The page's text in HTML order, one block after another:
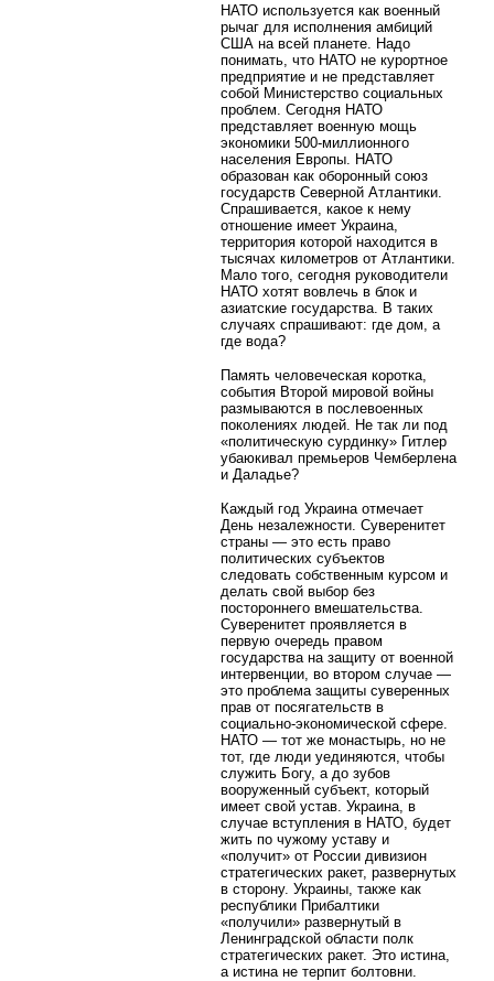
НАТО используется как военный
рычаг для исполнения амбиций
США на всей планете. Надо
понимать, что НАТО не курортное
предприятие и не представляет
собой Министерство социальных
проблем. Сегодня НАТО
представляет военную мощь
экономики 500-миллионного
населения Европы. НАТО
образован как оборонный союз
государств Северной Атлантики.
Спрашивается, какое к нему
отношение имеет Украина,
территория которой находится в
тысячах километров от Атлантики.
Мало того, сегодня руководители
НАТО хотят вовлечь в блок и
азиатские государства. В таких
случаях спрашивают: где дом, а
где вода?
Память человеческая коротка,
события Второй мировой войны
размываются в послевоенных
поколениях людей. Не так ли под
«политическую сурдинку» Гитлер
убаюкивал премьеров Чемберлена
и Даладье?
Каждый год Украина отмечает
День незалежности. Суверенитет
страны — это есть право
политических субъектов
следовать собственным курсом и
делать свой выбор без
постороннего вмешательства.
Суверенитет проявляется в
первую очередь правом
государства на защиту от военной
интервенции, во втором случае —
это проблема защиты суверенных
прав от посягательств в
социально-экономической сфере.
НАТО — тот же монастырь, но не
тот, где люди уединяются, чтобы
служить Богу, а до зубов
вооруженный субъект, который
имеет свой устав. Украина, в
случае вступления в НАТО, будет
жить по чужому уставу и
«получит» от России дивизион
стратегических ракет, развернутых
в сторону. Украины, также как
республики Прибалтики
«получили» развернутый в
Ленинградской области полк
стратегических ракет. Это истина,
а истина не терпит болтовни.